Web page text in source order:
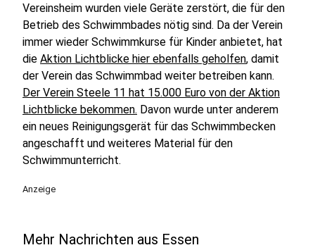
Vereinsheim wurden viele Geräte zerstört, die für den
Betrieb des Schwimmbades nötig sind. Da der Verein
immer wieder Schwimmkurse für Kinder anbietet, hat
die Aktion Lichtblicke hier ebenfalls geholfen, damit
der Verein das Schwimmbad weiter betreiben kann.
Der Verein Steele 11 hat 15.000 Euro von der Aktion
Lichtblicke bekommen. Davon wurde unter anderem
ein neues Reinigungsgerät für das Schwimmbecken
angeschafft und weiteres Material für den
Schwimmunterricht.
Anzeige
Mehr Nachrichten aus Essen